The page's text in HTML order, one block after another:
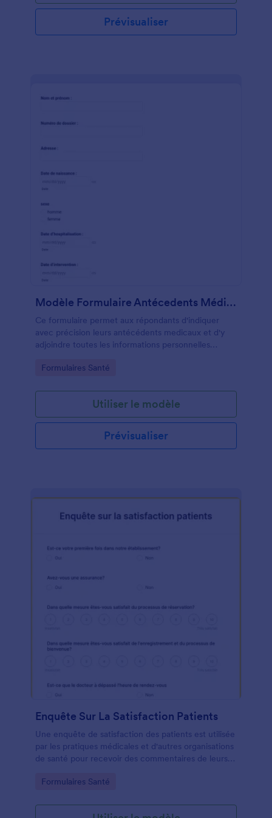
Prévisualiser
Modèle Formulaire Antécedents Médicaux
Ce formulaire permet aux répondants d'indiquer
avec précision leurs antécédents medicaux et d'y
adjoindre toutes les informations personnelles
Go to Category:
Formulaires Santé
Utiliser le modèle
Prévisualiser
Enquête Sur La Satisfaction Patients
Une enquête de satisfaction des patients est utilisée
par les pratiques médicales et d'autres organisations
de santé pour recevoir des commentaires de leurs
satisfaction des patients en ligne, vous pouvez
commentaires importants de vos patients en ligne! Il
Go to Category:
Formulaires Santé